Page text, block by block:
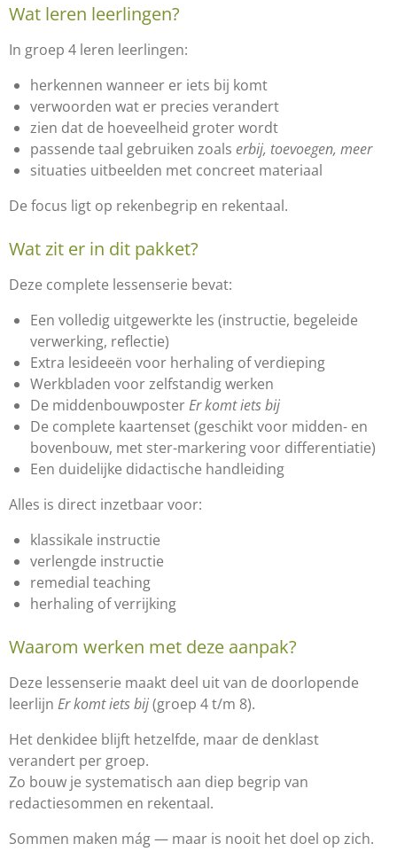
Wat leren leerlingen?
In groep 4 leren leerlingen:
herkennen wanneer er iets bij komt
verwoorden wat er precies verandert
zien dat de hoeveelheid groter wordt
passende taal gebruiken zoals erbij, toevoegen, meer
situaties uitbeelden met concreet materiaal
De focus ligt op rekenbegrip en rekentaal.
Wat zit er in dit pakket?
Deze complete lessenserie bevat:
Een volledig uitgewerkte les (instructie, begeleide
verwerking, reflectie)
Extra lesideeën voor herhaling of verdieping
Werkbladen voor zelfstandig werken
De middenbouwposterEr komt iets bij
De complete kaartenset (geschikt voor midden- en
bovenbouw, met ster-markering voor differentiatie)
Een duidelijke didactische handleiding
Alles is direct inzetbaar voor:
klassikale instructie
verlengde instructie
remedial teaching
herhaling of verrijking
Waarom werken met deze aanpak?
Deze lessenserie maakt deel uit van de doorlopende
leerlijn Er komt iets bij(groep 4 t/m 8).
Het denkidee blijft hetzelfde, maar de denklast
verandert per groep.
Zo bouw je systematisch aan diep begrip van
redactiesommen en reken­taal.
Sommen maken mág — maar is nooit het doel op zich.